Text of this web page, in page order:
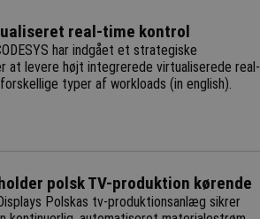
real-time kontrol
har indgået et strategiske
at levere højt integrerede virtualiserede real-
typer af workloads (in english).
polsk TV-produktion kørende
Polskas tv-produktionsanlæg sikrer